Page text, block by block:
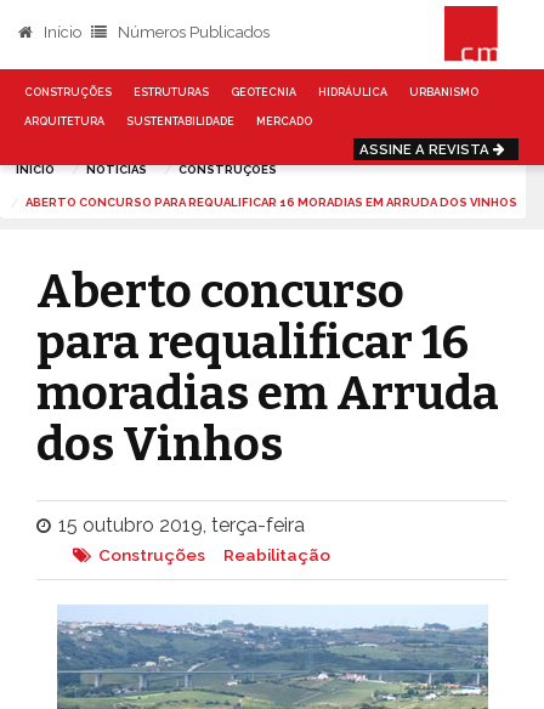
Início Números Publicados
CONSTRUÇÕES ESTRUTURAS GEOTECNIA HIDRÁULICA URBANISMO
ARQUITETURA SUSTENTABILIDADE MERCADO
ASSINE A REVISTA
INÍCIO NOTÍCIAS CONSTRUÇÕES
ABERTO CONCURSO PARA REQUALIFICAR 16 MORADIAS EM ARRUDA DOS VINHOS
Aberto concurso
para requalificar 16
moradias em Arruda
dos Vinhos
15 outubro 2019, terça-feira
Construções Reabilitação